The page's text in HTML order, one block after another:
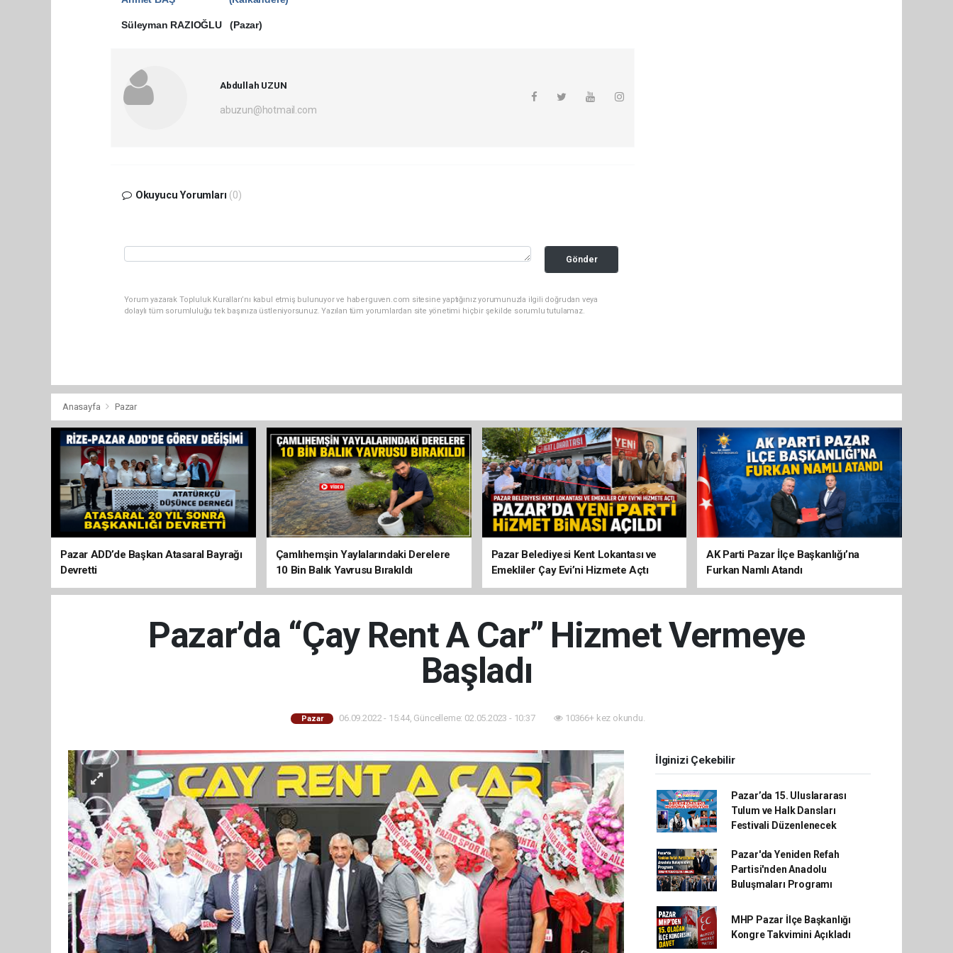
Süleyman RAZIOĞLU (Pazar)
Abdullah UZUN
abuzun@hotmail.com
Okuyucu Yorumları (0)
Gönder
Yorum yazarak Topluluk Kuralları’nı kabul etmiş bulunuyor ve haberguven.com sitesine yaptığınız yorumunuzla ilgili doğrudan veya
dolaylı tüm sorumluluğu tek başınıza üstleniyorsunuz. Yazılan tüm yorumlardan site yönetimi hiçbir şekilde sorumlu tutulamaz.
Anasayfa Pazar
Pazar ADD’de Başkan Atasaral Bayrağı
Devretti
Çamlıhemşin Yaylalarındaki Derelere
10 Bin Balık Yavrusu Bırakıldı
Pazar Belediyesi Kent Lokantası ve
Emekliler Çay Evi’ni Hizmete Açtı
AK Parti Pazar İlçe Başkanlığı’na
Furkan Namlı Atandı
Pazar’da “Çay Rent A Car” Hizmet Vermeye
Başladı
Pazar 06.09.2022 - 15:44, Güncelleme: 02.05.2023 - 10:37 10366+ kez okundu.
İlginizi Çekebilir
Pazar’da 15. Uluslararası
Tulum ve Halk Dansları
Festivali Düzenlenecek
Pazar'da Yeniden Refah
Partisi'nden Anadolu
Buluşmaları Programı
MHP Pazar İlçe Başkanlığı
Kongre Takvimini Açıkladı